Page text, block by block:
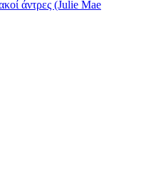
άντρες (Julie Mae